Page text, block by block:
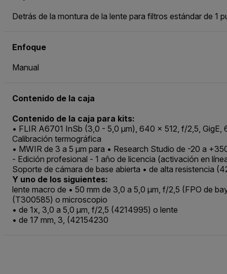
Detrás de la montura de la lente para filtros estándar de 1
Enfoque
Manual
Contenido de la caja
Contenido de la caja para kits:
• FLIR A6701 InSb (3,0 - 5,0 μm), 640 x 512, f/2,5,
Calibración termográfica
• MWIR de 3 a 5 μm para • Research Studio de -20 a
- Edición profesional - 1 año de licencia (activación en
Soporte de cámara de base abierta • de alta resistencia
Y uno de los siguientes:
lente macro de • 50 mm de 3,0 a 5,0 μm, f/2,5 (FPO de
(T300585) o microscopio
• de 1x, 3,0 a 5,0 μm, f/2,5 (4214995) o lente
• de 17 mm, 3, (42154230